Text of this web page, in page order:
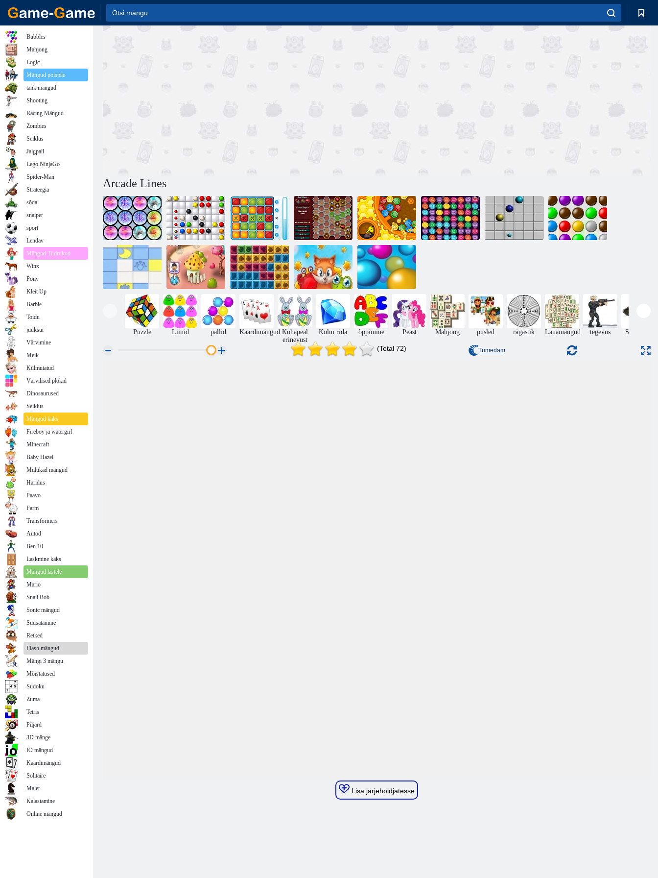
Arcade Lines
Mind Your
Marbles
Tirvik Värviteooria Bubble segadust
Linez
Rock-Ola
tarretis
Jungle Blocks
Populaarsed
tõud
Punkte
Puzzle Liinid pallid Kaardimängud Kohapeal
erinevust
Kolm rida õppimine Peast Mahjong pusled rägastik Lauamängud tegevus Seiklused
(Total 72) Tumedam
Lisa järjehoidjatesse
Bubbles
Mahjong
Logic
Mängud poistele
tank mängud
Shooting
Racing Mängud
Zombies
Seiklus
Jalgpall
Lego NinjaGo
Spider-Man
Strateegia
sõda
snaiper
sport
Lendav
Mängud Tüdrukud
Winx
Pony
Kleit Up
Barbie
Toidu
juuksur
Värvimine
Meik
Külmutatud
Värvilised plokid
Dinosaurused
Seiklus
Mängud kaks
Fireboy ja watergirl
Minecraft
Baby Hazel
Multikad mängud
Haridus
Paavo
Farm
Transformers
Autod
Ben 10
Laskmine kaks
Mängud lastele
Mario
Snail Bob
Sonic mängud
Suusatamine
Retked
Flash mängud
Mängi 3 mängu
Mõistatused
Sudoku
Zuma
Tetris
Piljard
3D mänge
IO mängud
Kaardimängud
Solitaire
Malet
Kalastamine
Online mängud